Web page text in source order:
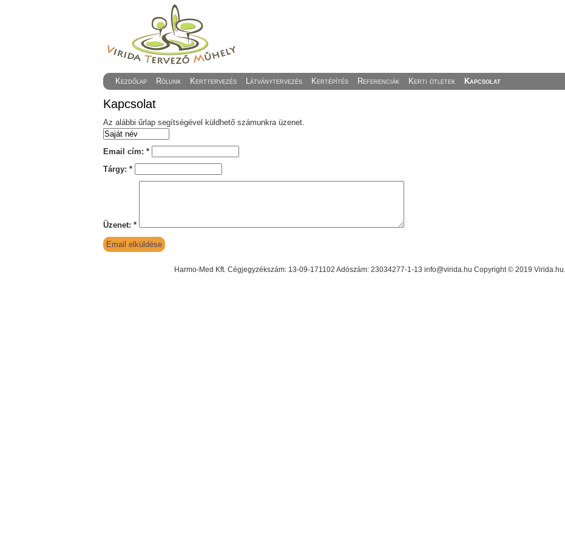
Kezdőlap Rólunk Kerttervezés Látványtervezés Kertépítés Referenciák Kerti ötletek Kapcsolat
Kapcsolat
Az alábbi űrlap segítségével küldhető számunkra üzenet.
Email cím:*
Tárgy:*
Üzenet:*
Harmo-Med Kft. Cégjegyzékszám: 13-09-171102 Adószám: 23034277-1-13 info@virida.hu Copyright © 2019